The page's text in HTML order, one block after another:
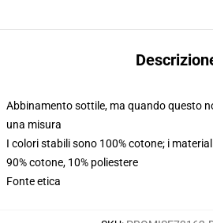
Abbinamento sottile, ma quando questo
una misura
I colori stabili sono 100% cotone; i
90% cotone, 10% poliestere
Fonte etica